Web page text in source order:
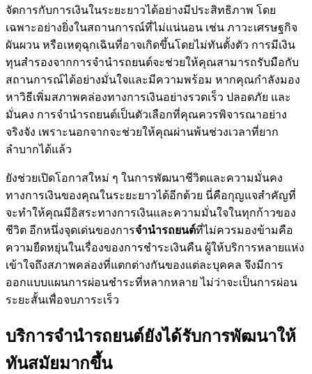
จัดการกับการเงินในระยะยาวได้อย่างมีประสิทธิภาพ โดย
เฉพาะอย่างยิ่งในสถานการณ์ที่ไม่แน่นอน เช่น ภาวะเศรษฐกิจ
ผันผวน หรือเหตุฉุกเฉินที่อาจเกิดขึ้นโดยไม่ทันตั้งตัว การมีเงิน
ทุนสำรองจากการจำนำรถยนต์จะช่วยให้คุณสามารถรับมือกับ
สถานการณ์ได้อย่างมั่นใจและมีความพร้อม หากคุณกำลังมอง
หาวิธีเพิ่มสภาพคล่องทางการเงินอย่างรวดเร็ว ปลอดภัย และ
มั่นคง การจำนำรถยนต์เป็นตัวเลือกที่คุณควรพิจารณาอย่าง
จริงจัง เพราะนอกจากจะช่วยให้คุณผ่านพ้นช่วงเวลาที่ยาก
ลำบากได้แล้ว
ยังช่วยเปิดโอกาสใหม่ ๆ ในการพัฒนาชีวิตและความมั่นคง
ทางการเงินของคุณในระยะยาวได้อีกด้วย นี่คือกุญแจสำคัญที่
จะทำให้คุณมีอิสระทางการเงินและความมั่นใจในทุกก้าวของ
ชีวิต อีกหนึ่งจุดเด่นของการจำนำรถยนต์ที่ไม่ควรมองข้ามคือ
ความยืดหยุ่นในเรื่องของการชำระเงินคืน ผู้ให้บริการหลายแห่ง
เข้าใจถึงสภาพคล่องที่แตกต่างกันของแต่ละบุคคล จึงมีการ
ออกแบบแผนการผ่อนชำระที่หลากหลาย ไม่ว่าจะเป็นการผ่อน
ระยะสั้นเพื่อจบภาระเร็ว
บริการจำนำรถยนต์ยังได้รับการพัฒนาให้
ทันสมัยมากขึ้น